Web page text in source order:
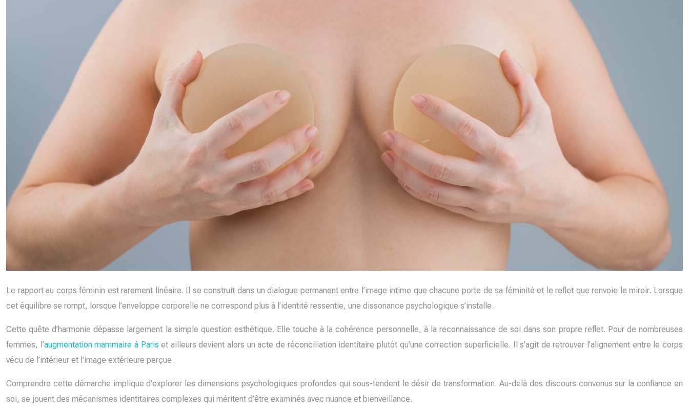
Le rapport au corps féminin est rarement linéaire. Il se construit dans un dialogue permanent entre l’image intime que chacune porte de sa féminité et le reflet que renvoie le miroir. Lorsque
cet équilibre se rompt, lorsque l’enveloppe corporelle ne correspond plus à l’identité ressentie, une dissonance psychologique s’installe.
Cette quête d’harmonie dépasse largement la simple question esthétique. Elle touche à la cohérence personnelle, à la reconnaissance de soi dans son propre reflet. Pour de nombreuses
femmes, l’augmentation mammaire à Paris et ailleurs devient alors un acte de réconciliation identitaire plutôt qu’une correction superficielle. Il s’agit de retrouver l’alignement entre le corps
vécu de l’intérieur et l’image extérieure perçue.
Comprendre cette démarche implique d’explorer les dimensions psychologiques profondes qui sous-tendent le désir de transformation. Au-delà des discours convenus sur la confiance en
soi, se jouent des mécanismes identitaires complexes qui méritent d’être examinés avec nuance et bienveillance.